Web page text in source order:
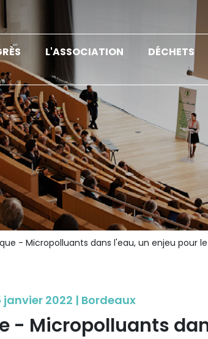
L'ASSOCIATION DÉCHETS
- Micropolluants dans l'eau, un enjeu pour
janvier 2022 | Bordeaux
- Micropolluants